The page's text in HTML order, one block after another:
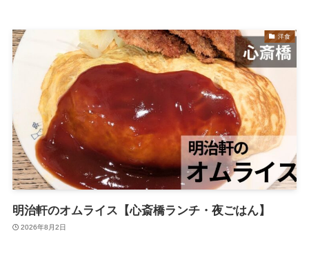
洋食
明治軒のオムライス【心斎橋ランチ・夜ごはん】
2026年8月2日